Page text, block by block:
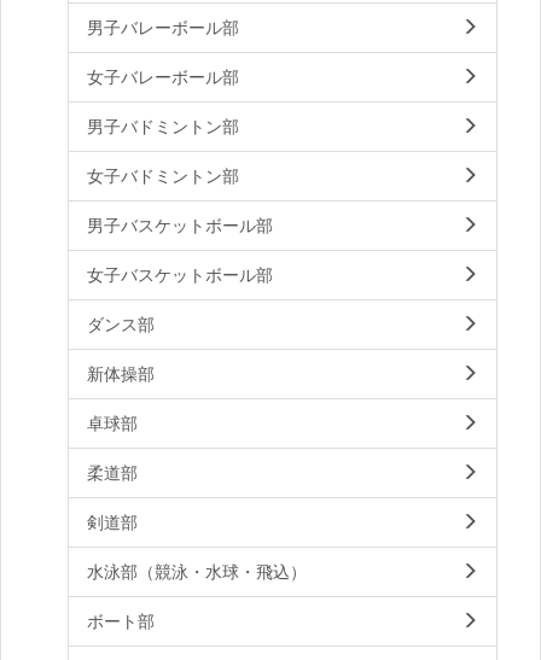
男子バレーボール部
女子バレーボール部
男子バドミントン部
女子バドミントン部
男子バスケットボール部
女子バスケットボール部
ダンス部
新体操部
卓球部
柔道部
剣道部
水泳部（競泳・水球・飛込）
ボート部